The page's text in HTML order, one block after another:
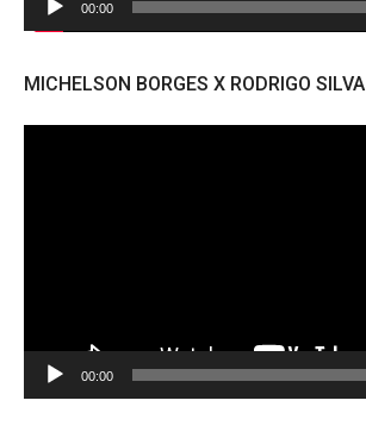
00:00
MICHELSON BORGES X RODRIGO SILVA
00:00